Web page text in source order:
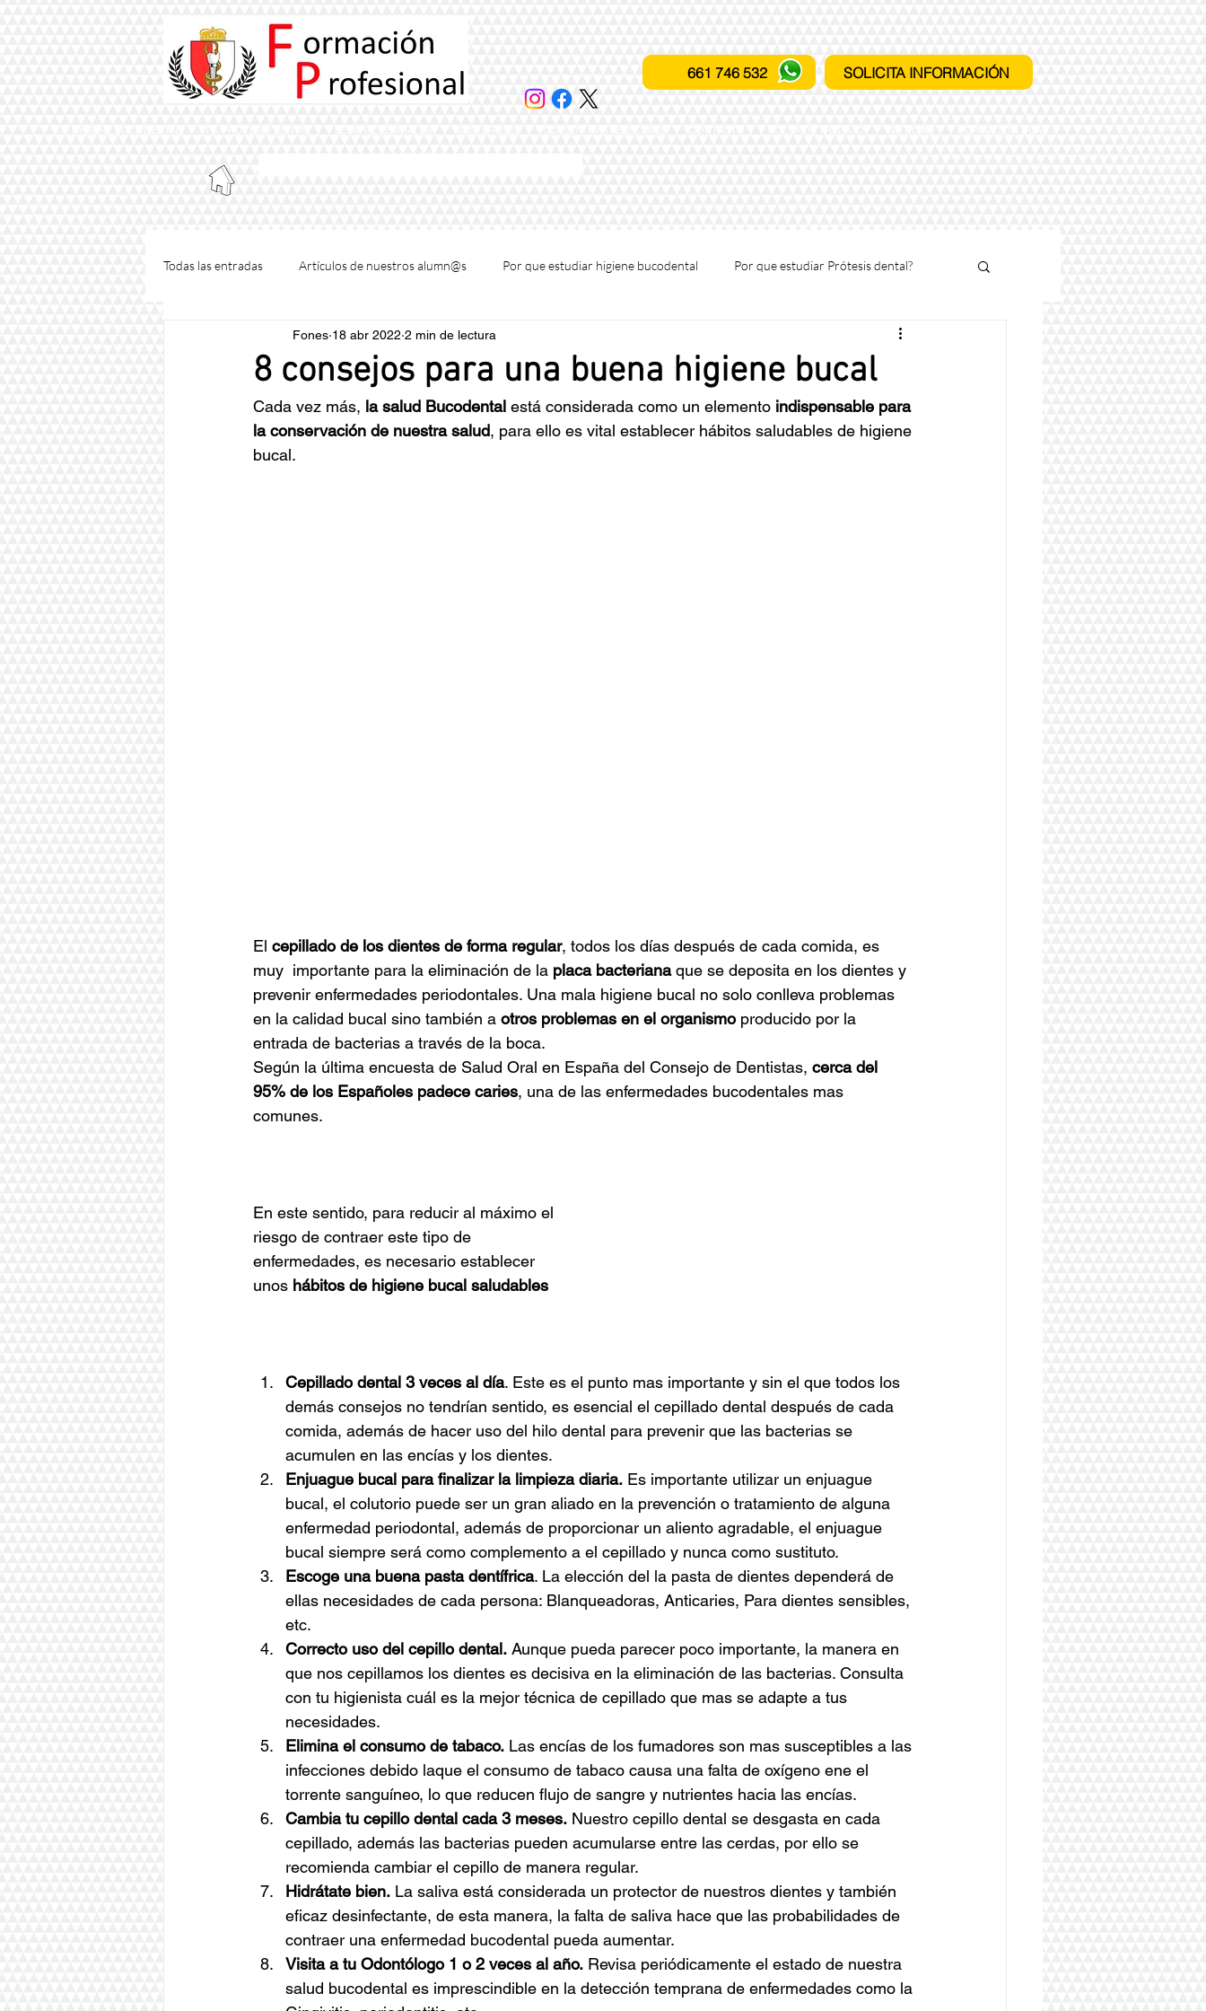
661 746 532 SOLICITA INFORMACIÓN
Todas las entradas Artículos de nuestros alumn@s Por que estudiar higiene bucodental Por que estudiar Prótesis dental?
Método formativo Fones Masterclass para profesionales
8 consejos para una buena higiene bucal
Fones 18 abr 2022 2 min de lectura
Cada vez más, la salud Bucodental está considerada como un elemento indispensable para
la conservación de nuestra salud, para ello es vital establecer hábitos saludables de higiene
bucal.
El cepillado de los dientes de forma regular, todos los días después de cada comida, es
muy  importante para la eliminación de la placa bacteriana que se deposita en los dientes y
prevenir enfermedades periodontales. Una mala higiene bucal no solo conlleva problemas
en la calidad bucal sino también a otros problemas en el organismo producido por la
entrada de bacterias a través de la boca.
Según la última encuesta de Salud Oral en España del Consejo de Dentistas, cerca del
95% de los Españoles padece caries, una de las enfermedades bucodentales mas
comunes.
En este sentido, para reducir al máximo el
riesgo de contraer este tipo de
enfermedades, es necesario establecer
unos hábitos de higiene bucal saludables
Cepillado dental 3 veces al día. Este es el punto mas importante y sin el que todos los
demás consejos no tendrían sentido, es esencial el cepillado dental después de cada
comida, además de hacer uso del hilo dental para prevenir que las bacterias se
acumulen en las encías y los dientes.
Enjuague bucal para finalizar la limpieza diaria. Es importante utilizar un enjuague
bucal, el colutorio puede ser un gran aliado en la prevención o tratamiento de alguna
enfermedad periodontal, además de proporcionar un aliento agradable, el enjuague
bucal siempre será como complemento a el cepillado y nunca como sustituto.
Escoge una buena pasta dentífrica. La elección del la pasta de dientes dependerá de
ellas necesidades de cada persona: Blanqueadoras, Anticaries, Para dientes sensibles,
etc.
Correcto uso del cepillo dental. Aunque pueda parecer poco importante, la manera en
que nos cepillamos los dientes es decisiva en la eliminación de las bacterias. Consulta
con tu higienista cuál es la mejor técnica de cepillado que mas se adapte a tus
necesidades.
Elimina el consumo de tabaco. Las encías de los fumadores son mas susceptibles a las
infecciones debido laque el consumo de tabaco causa una falta de oxígeno ene el
torrente sanguíneo, lo que reducen flujo de sangre y nutrientes hacia las encías.
Cambia tu cepillo dental cada 3 meses. Nuestro cepillo dental se desgasta en cada
cepillado, además las bacterias pueden acumularse entre las cerdas, por ello se
recomienda cambiar el cepillo de manera regular.
Hidrátate bien. La saliva está considerada un protector de nuestros dientes y también
eficaz desinfectante, de esta manera, la falta de saliva hace que las probabilidades de
contraer una enfermedad bucodental pueda aumentar.
Visita a tu Odontólogo 1 o 2 veces al año. Revisa periódicamente el estado de nuestra
salud bucodental es imprescindible en la detección temprana de enfermedades como la